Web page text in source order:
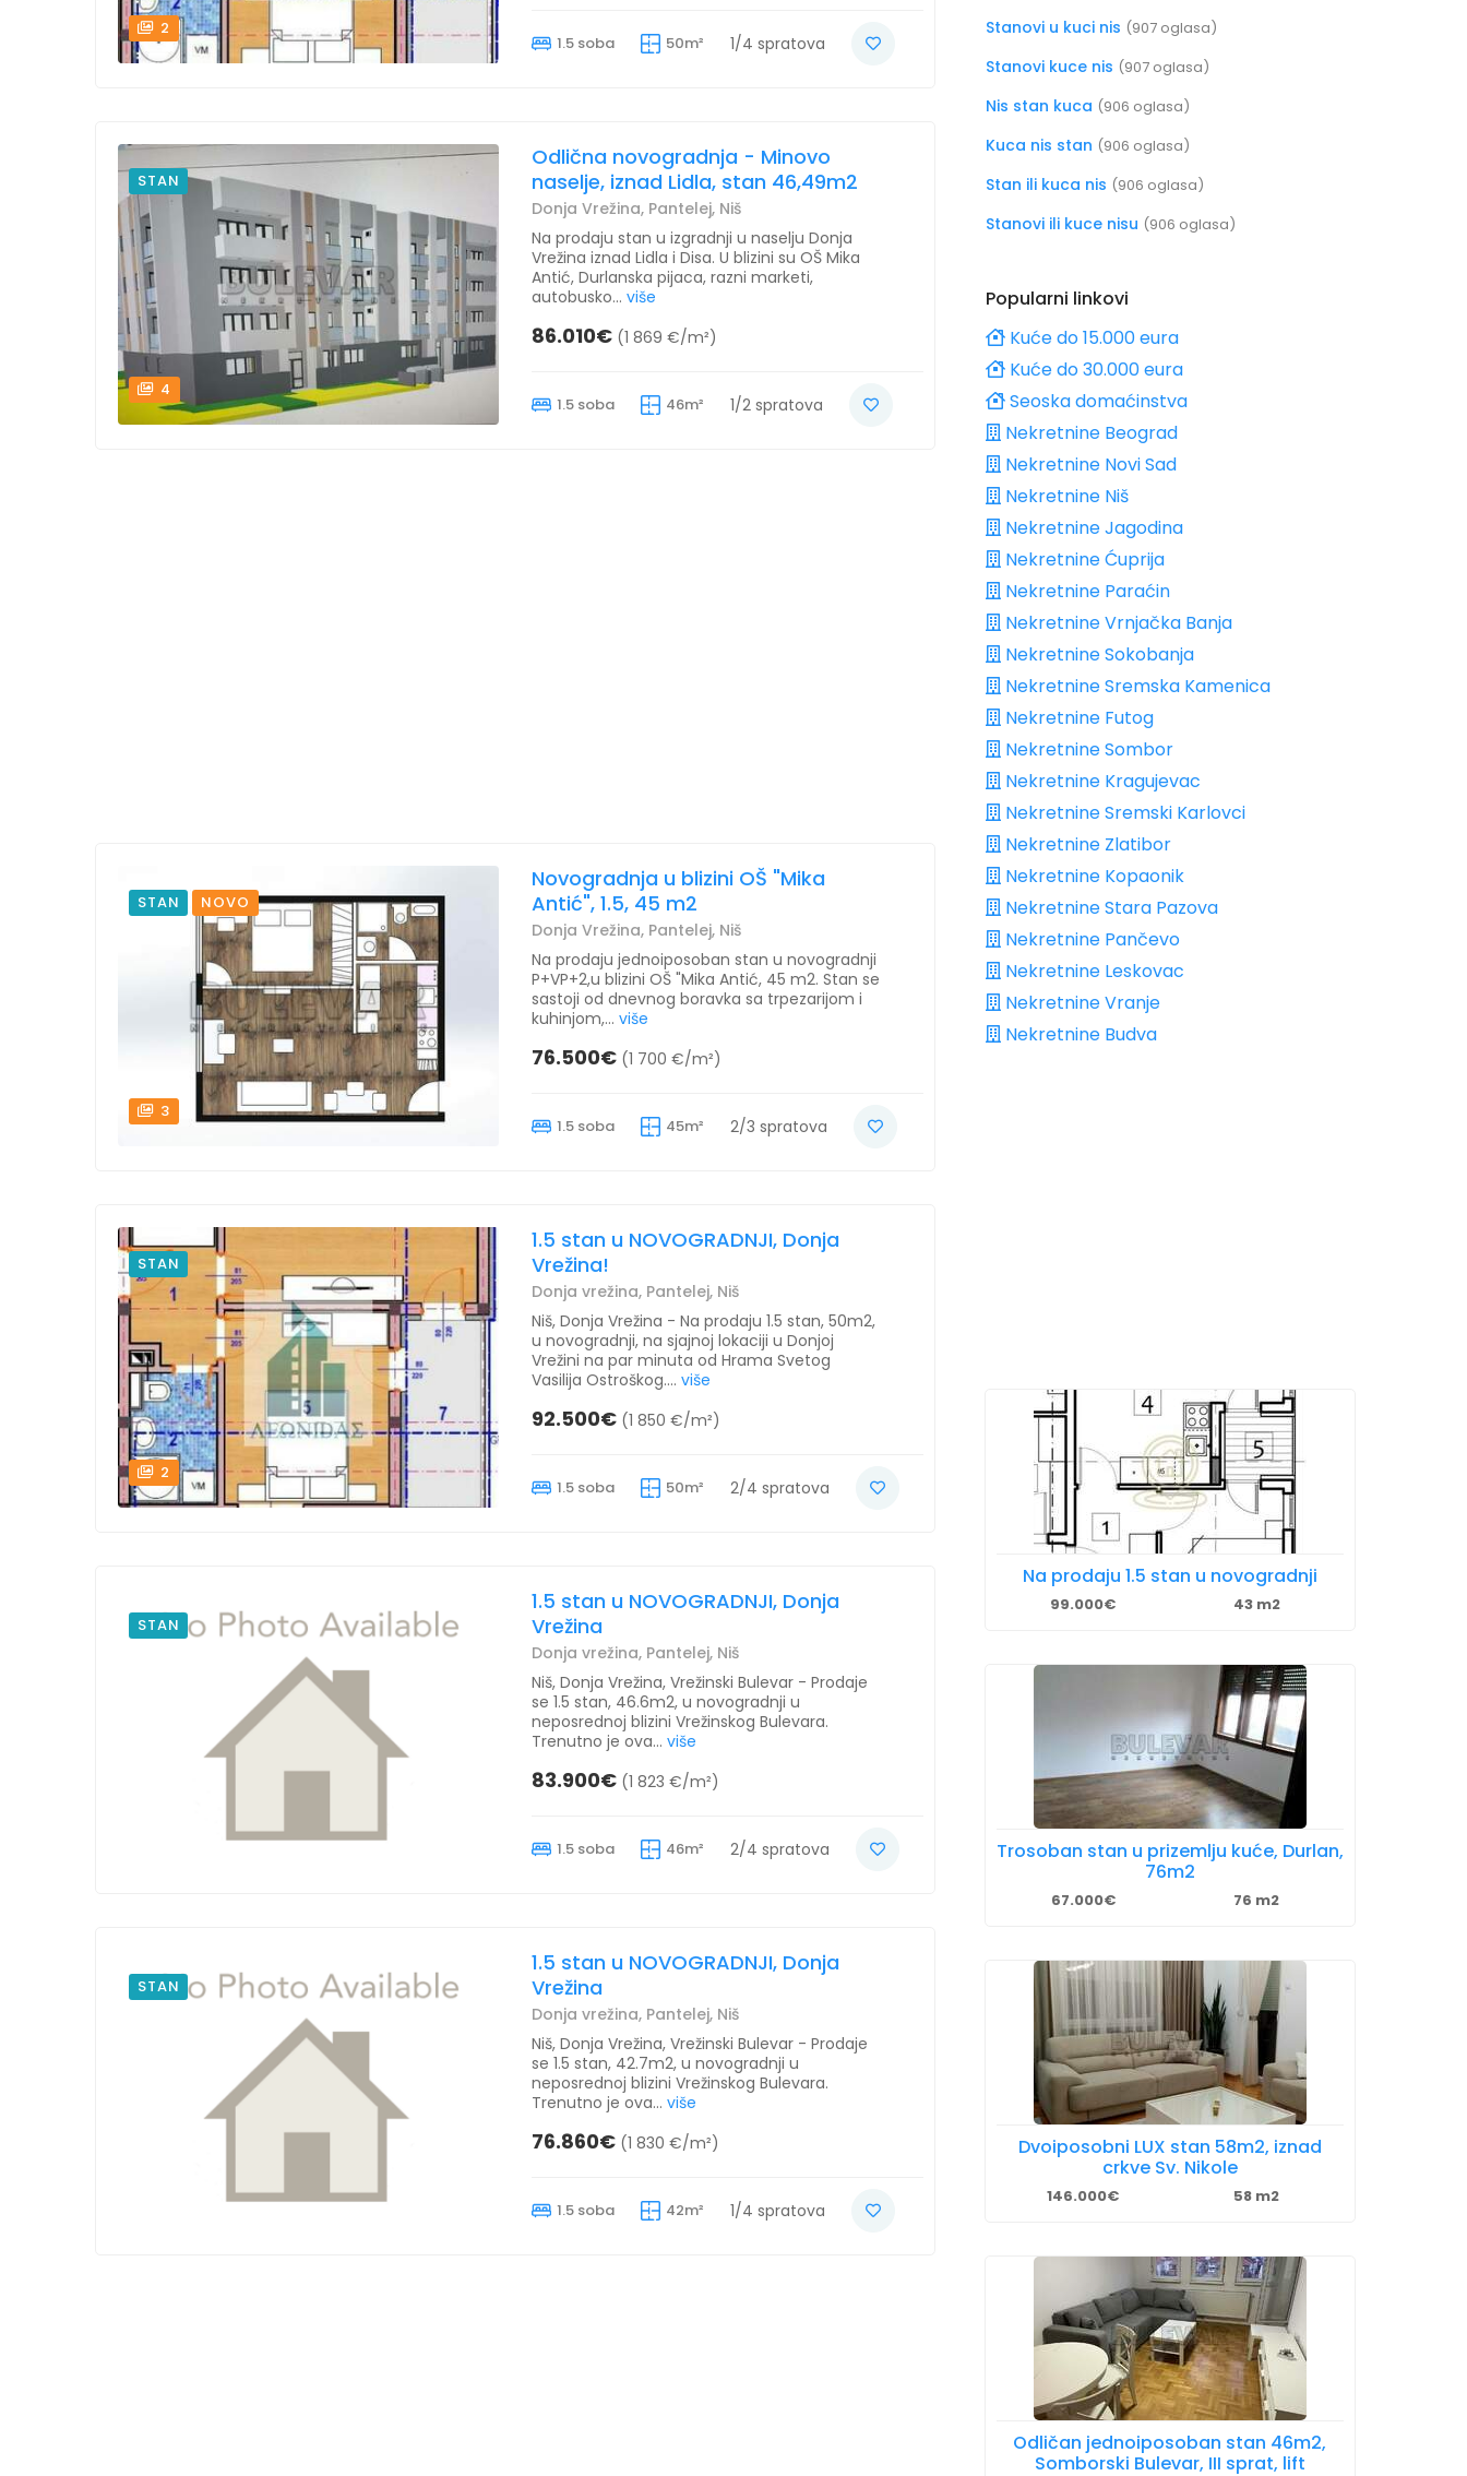
2
1.5 soba 50m² 1/4 spratova
STAN
4
Odlična novogradnja - Minovo
naselje, iznad Lidla, stan 46,49m2
Donja Vrežina, Pantelej, Niš
Na prodaju stan u izgradnji u naselju Donja
Vrežina iznad Lidla i Disa. U blizini su OŠ Mika
Antić, Durlanska pijaca, razni marketi,
autobusko... više
86.010€ (1 869 €/m²)
1.5 soba 46m² 1/2 spratova
STAN NOVO
3
Novogradnja u blizini OŠ "Mika
Antić", 1.5, 45 m2
Donja Vrežina, Pantelej, Niš
Na prodaju jednoiposoban stan u novogradnji
P+VP+2,u blizini OŠ "Mika Antić, 45 m2. Stan se
sastoji od dnevnog boravka sa trpezarijom i
kuhinjom,... više
76.500€ (1 700 €/m²)
1.5 soba 45m² 2/3 spratova
STAN
2
1.5 stan u NOVOGRADNJI, Donja
Vrežina!
Donja vrežina, Pantelej, Niš
Niš, Donja Vrežina - Na prodaju 1.5 stan, 50m2,
u novogradnji, na sjajnoj lokaciji u Donjoj
Vrežini na par minuta od Hrama Svetog
Vasilija Ostroškog.... više
92.500€ (1 850 €/m²)
1.5 soba 50m² 2/4 spratova
STAN
1.5 stan u NOVOGRADNJI, Donja
Vrežina
Donja vrežina, Pantelej, Niš
Niš, Donja Vrežina, Vrežinski Bulevar - Prodaje
se 1.5 stan, 46.6m2, u novogradnji u
neposrednoj blizini Vrežinskog Bulevara.
Trenutno je ova... više
83.900€ (1 823 €/m²)
1.5 soba 46m² 2/4 spratova
STAN
1.5 stan u NOVOGRADNJI, Donja
Vrežina
Donja vrežina, Pantelej, Niš
Niš, Donja Vrežina, Vrežinski Bulevar - Prodaje
se 1.5 stan, 42.7m2, u novogradnji u
neposrednoj blizini Vrežinskog Bulevara.
Trenutno je ova... više
76.860€ (1 830 €/m²)
1.5 soba 42m² 1/4 spratova
Stanovi u kuci nis (907 oglasa)
Stanovi kuce nis (907 oglasa)
Nis stan kuca (906 oglasa)
Kuca nis stan (906 oglasa)
Stan ili kuca nis (906 oglasa)
Stanovi ili kuce nisu (906 oglasa)
Popularni linkovi
Kuće do 15.000 eura
Kuće do 30.000 eura
Seoska domaćinstva
Nekretnine Beograd
Nekretnine Novi Sad
Nekretnine Niš
Nekretnine Jagodina
Nekretnine Ćuprija
Nekretnine Paraćin
Nekretnine Vrnjačka Banja
Nekretnine Sokobanja
Nekretnine Sremska Kamenica
Nekretnine Futog
Nekretnine Sombor
Nekretnine Kragujevac
Nekretnine Sremski Karlovci
Nekretnine Zlatibor
Nekretnine Kopaonik
Nekretnine Stara Pazova
Nekretnine Pančevo
Nekretnine Leskovac
Nekretnine Vranje
Nekretnine Budva
Na prodaju 1.5 stan u novogradnji
99.000€ 43 m2
Trosoban stan u prizemlju kuće, Durlan,
76m2
67.000€ 76 m2
Dvoiposobni LUX stan 58m2, iznad
crkve Sv. Nikole
146.000€ 58 m2
Odličan jednoiposoban stan 46m2,
Somborski Bulevar, III sprat, lift